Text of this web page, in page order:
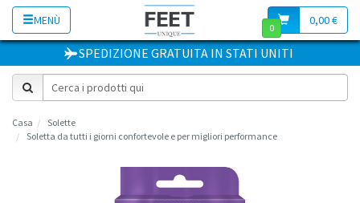
MENÙ 0,00 €
0
SPEDIZIONE GRATUITA IN STATI UNITI
Casa
Solette
Soletta da tutti i giorni confortevole e per migliori performance